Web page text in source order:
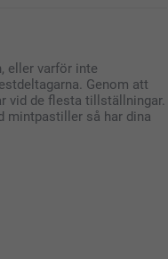
eller varför inte
Genom att
vid de flesta tillställningar.
mintpastiller så har dina